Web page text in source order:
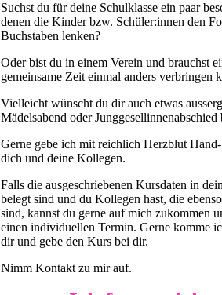
Suchst du für deine Schulklasse ein paar
denen die Kinder bzw. Schüler:innen den
Buchstaben lenken?
Oder bist du in einem Verein und brauchst
gemeinsame Zeit einmal anders verbringen
Vielleicht wünscht du dir auch etwas
Mädelsabend oder Junggesellinnenabschied
Gerne gebe ich mit reichlich Herzblut
dich und deine Kollegen.
Falls die ausgeschriebenen Kursdaten in
belegt sind und du Kollegen hast, die
sind, kannst du gerne auf mich zukommen
einen individuellen Termin. Gerne komme
dir und gebe den Kurs bei dir.
Nimm Kontakt zu mir auf.